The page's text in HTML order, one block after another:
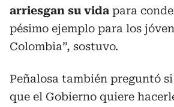
arriesgan su vida para
pésimo ejemplo para los
Colombia”, sostuvo.
Peñalosa también preguntó
que el Gobierno quiere